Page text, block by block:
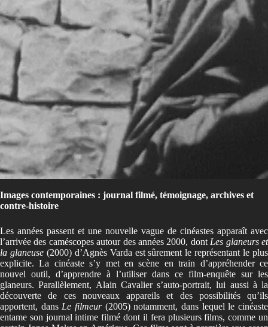
Images contemporaines : journal filmé, témoignage, archives et
contre-histoire
Les années passent et une nouvelle vague de cinéastes apparaît avec
l’arrivée des caméscopes autour des années 2000, dont Les glaneurs et
la glaneuse (2000) d’Agnès Varda est sûrement le représentant le plus
explicite. La cinéaste s’y met en scène en train d’appréhender ce
nouvel outil, d’apprendre à l’utiliser dans ce film-enquête sur les
glaneurs. Parallèlement, Alain Cavalier s’auto-portrait, lui aussi à la
découverte de ces nouveaux appareils et des possibilités qu’ils
apportent, dans Le filmeur (2005) notamment, dans lequel le cinéaste
entame son journal intime filmé dont il fera plusieurs films, comme un